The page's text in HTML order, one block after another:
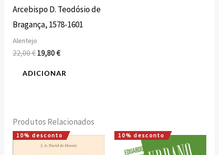
Arcebispo D. Teodósio de
Bragança, 1578-1601
Alentejo
22,00€ 19,80€
ADICIONAR
Produtos Relacionados
10% desconto
O
preço
O
preço
10% desconto
O
preço
O
preço